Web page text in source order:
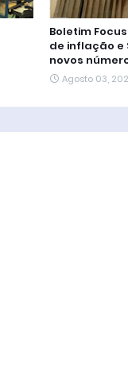
Boletim
de inflação e
novos
Agosto 03,